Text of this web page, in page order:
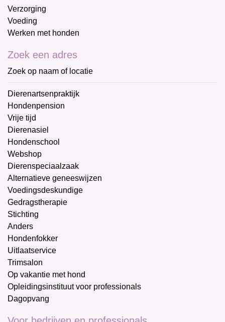
Verzorging
Voeding
Werken met honden
Zoek een adres
Zoek op naam of locatie
Dierenartsenpraktijk
Hondenpension
Vrije tijd
Dierenasiel
Hondenschool
Webshop
Dierenspeciaalzaak
Alternatieve geneeswijzen
Voedingsdeskundige
Gedragstherapie
Stichting
Anders
Hondenfokker
Uitlaatservice
Trimsalon
Op vakantie met hond
Opleidingsinstituut voor professionals
Dagopvang